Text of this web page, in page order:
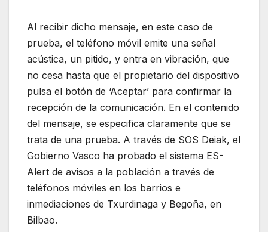
Al recibir dicho mensaje, en este caso de
prueba, el teléfono móvil emite una señal
acústica, un pitido, y entra en vibración, que
no cesa hasta que el propietario del dispositivo
pulsa el botón de ‘Aceptar’ para confirmar la
recepción de la comunicación. En el contenido
del mensaje, se especifica claramente que se
trata de una prueba. A través de SOS Deiak, el
Gobierno Vasco ha probado el sistema ES-
Alert de avisos a la población a través de
teléfonos móviles en los barrios e
inmediaciones de Txurdinaga y Begoña, en
Bilbao.